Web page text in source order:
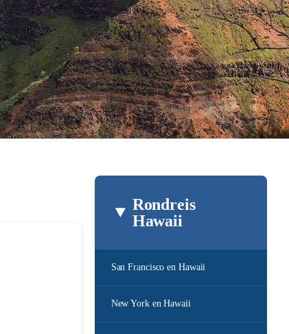
Rondreis
Hawaii
San Francisco en Hawaii
New York en Hawaii